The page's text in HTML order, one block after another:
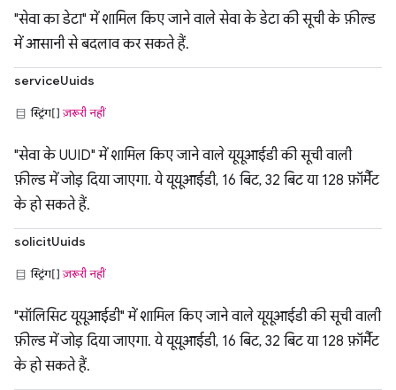
"सेवा का डेटा" में शामिल किए जाने वाले सेवा के डेटा की सूची के फ़ील्ड
में आसानी से बदलाव कर सकते हैं.
serviceUuids
स्ट्रिंग[]ज़रूरी नहीं
"सेवा के UUID" में शामिल किए जाने वाले यूयूआईडी की सूची वाली
फ़ील्ड में जोड़ दिया जाएगा. ये यूयूआईडी, 16 बिट, 32 बिट या 128 फ़ॉर्मैट
के हो सकते हैं.
solicitUuids
स्ट्रिंग[]ज़रूरी नहीं
"सॉलिसिट यूयूआईडी" में शामिल किए जाने वाले यूयूआईडी की सूची वाली
फ़ील्ड में जोड़ दिया जाएगा. ये यूयूआईडी, 16 बिट, 32 बिट या 128 फ़ॉर्मैट
के हो सकते हैं.